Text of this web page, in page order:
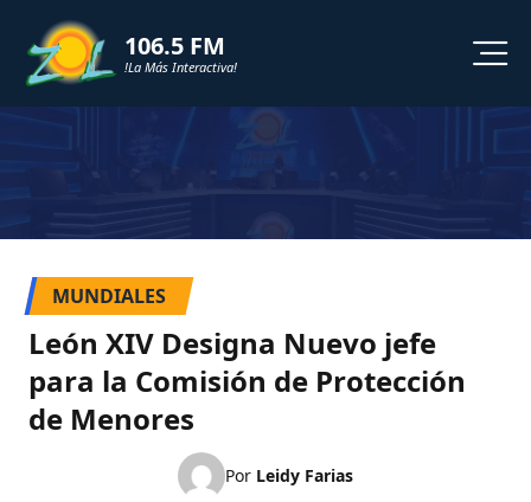
106.5 FM
!La Más Interactiva!
SHORTS
PODCAST
MUNDIALES
León XIV Designa Nuevo jefe
para la Comisión de Protección
de Menores
Por Leidy Farias